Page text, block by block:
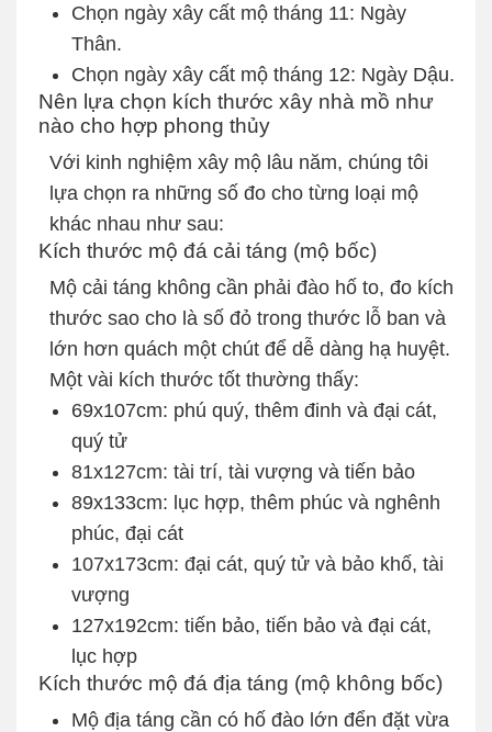
Chọn ngày xây cất mộ tháng 11: Ngày
Thân.
Chọn ngày xây cất mộ tháng 12: Ngày Dậu.
Nên lựa chọn kích thước xây nhà mồ như
nào cho hợp phong thủy
Với kinh nghiệm xây mộ lâu năm, chúng tôi
lựa chọn ra những số đo cho từng loại mộ
khác nhau như sau:
Kích thước mộ đá cải táng (mộ bốc)
Mộ cải táng không cần phải đào hố to, đo kích
thước sao cho là số đỏ trong thước lỗ ban và
lớn hơn quách một chút để dễ dàng hạ huyệt.
Một vài kích thước tốt thường thấy:
69x107cm: phú quý, thêm đinh và đại cát,
quý tử
81x127cm: tài trí, tài vượng và tiến bảo
89x133cm: lục hợp, thêm phúc và nghênh
phúc, đại cát
107x173cm: đại cát, quý tử và bảo khố, tài
vượng
127x192cm: tiến bảo, tiến bảo và đại cát,
lục hợp
Kích thước mộ đá địa táng (mộ không bốc)
Mộ địa táng cần có hố đào lớn đển đặt vừa